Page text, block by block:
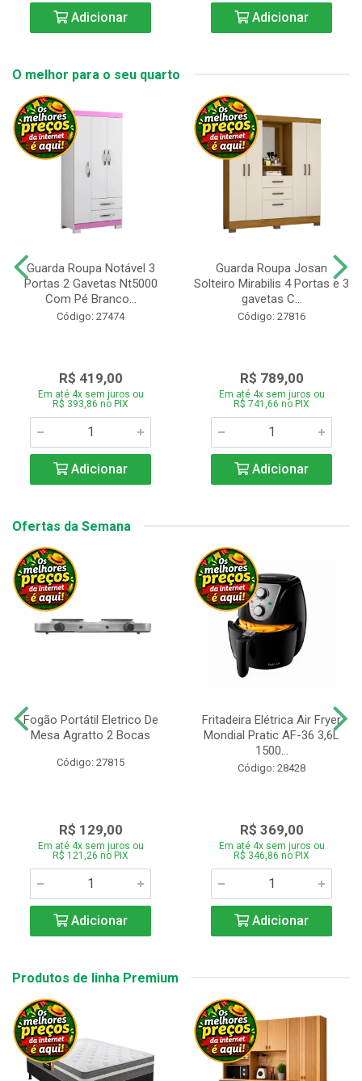
Adicionar Adicionar
O melhor para o seu quarto
Guarda Roupa Notável 3
Portas 2 Gavetas Nt5000
Com Pé Branco...
Código: 27474
R$ 419,00
Em até 4x sem juros ou
R$ 393,86 no PIX
Adicionar
Guarda Roupa Josan
Solteiro Mirabilis 4 Portas e 3
gavetas C...
Código: 27816
R$ 789,00
Em até 4x sem juros ou
R$ 741,66 no PIX
Adicionar
Ofertas da Semana
Fogão Portátil Eletrico De
Mesa Agratto 2 Bocas
Código: 27815
R$ 129,00
Em até 4x sem juros ou
R$ 121,26 no PIX
Adicionar
Fritadeira Elétrica Air Fryer
Mondial Pratic AF-36 3,6L
1500...
Código: 28428
R$ 369,00
Em até 4x sem juros ou
R$ 346,86 no PIX
Adicionar
Produtos de linha Premium